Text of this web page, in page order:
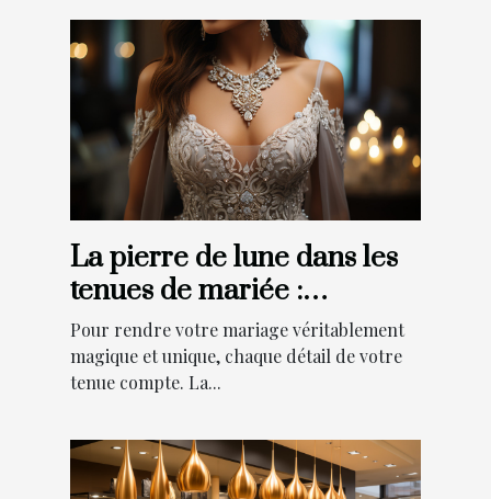
La pierre de lune dans les
tenues de mariée :
comment ajouter une
touche de magie à votre
grand jour ?
Pour rendre votre mariage véritablement
magique et unique, chaque détail de votre
tenue compte. La...